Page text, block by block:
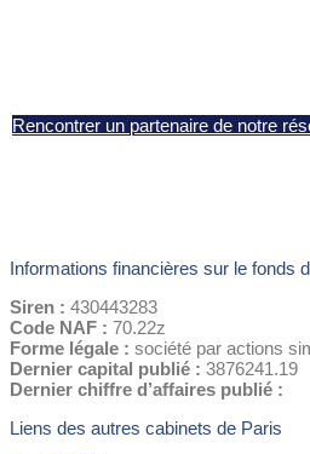
Rencontrer un partenaire de notre
Informations financières sur le fonds
Siren : 430443283
Code NAF : 70.22z
Forme légale : société par actions
Dernier capital publié : 3876241.19
Dernier chiffre d’affaires publié :
Liens des autres cabinets de Paris